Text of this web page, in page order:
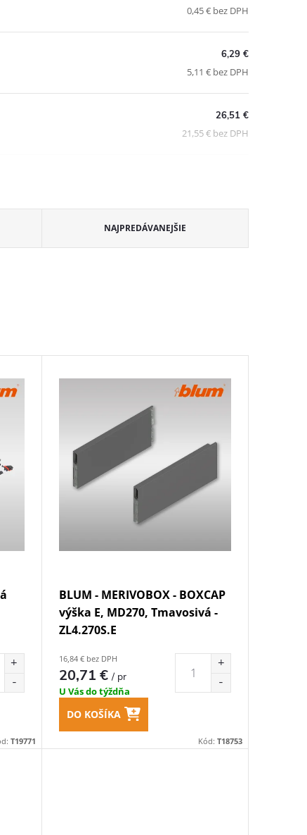
0,45 € bez DPH
6,29 €
5,11 € bez DPH
26,51 €
21,55 € bez DPH
NAJPREDÁVANEJŠIE
T19771
BLUM - MERIVOBOX - BOXCAP
výška E, MD270, Tmavosivá -
ZL4.270S.E
16,84 € bez DPH
20,71 €/ pr
U Vás do týždňa
DO KOŠÍKA
Kód: T18753